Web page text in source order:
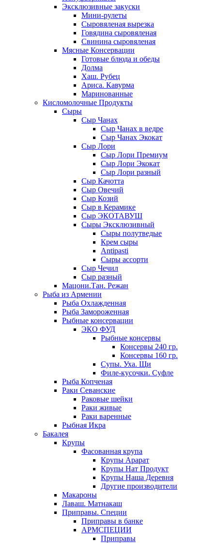
Эксклюзивные закуски
Мини-рулеты
Сыровяленая вырезка
Говядина сыровяленая
Свинина сыровяленая
Мясные Консервации
Готовые блюда и обеды
Долма
Хаш. Рубец
Ариса. Кавурма
Маринованные
Кисломолочные Продукты
Сыры
Сыр Чанах
Сыр Чанах в ведре
Сыр Чанах Экокат
Сыр Лори
Сыр Лори Премиум
Сыр Лори Экокат
Сыр Лори разный
Сыр Качотта
Сыр Овечий
Сыр Козий
Сыр в Керамике
Сыр ЭКОТАВУШ
Сыры Эксклюзивный
Сыры полутведые
Крем сыры
Antipasti
Сыры ассорти
Сыр Чечил
Сыр разный
Мацони.Тан. Режан
Рыба из Армении
Рыба Охлажденная
Рыба Замороженная
Рыбные консервации
ЭКО ФУД
Рыбные консервы
Консервы 240 гр.
Консервы 160 гр.
Супы. Уха. Щи
Филе-кусочки. Суфле
Рыба Копченая
Раки Севанские
Раковые шейки
Раки живые
Раки варенные
Рыбная Икра
Бакалея
Крупы
Фасованная крупа
Крупы Арарат
Крупы Нат Продукт
Крупы Наша Деревня
Другие производители
Макароны
Лаваш. Матнакаш
Приправы. Специи
Приправы в банке
АРМСПЕЦИИ
Приправы